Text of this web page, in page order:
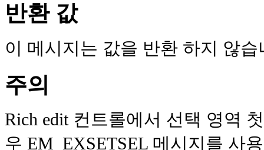
반환 값
이 메시지는 값을 반환 하지 않습
주의
Rich edit 컨트롤에서 선택 영역
우 EM_EXSETSEL 메시지를 사